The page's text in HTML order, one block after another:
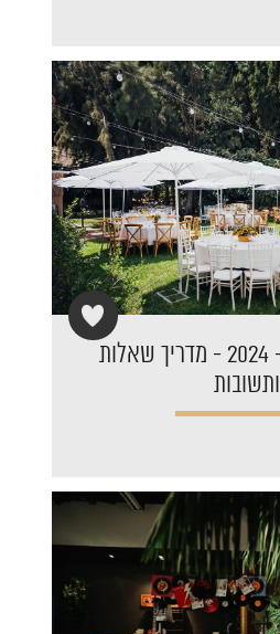
תכנון חתונה ב- 2024 - מדריך שאלות
ותשובות